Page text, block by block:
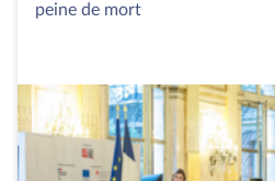
peine de mort